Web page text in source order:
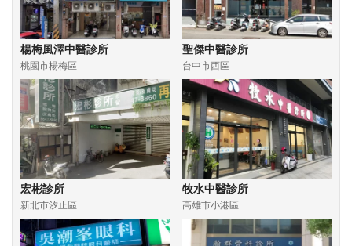
楊梅風澤中醫診所
桃園市楊梅區
聖傑中醫診所
台中市西區
宏彬診所
新北市汐止區
牧水中醫診所
高雄市小港區